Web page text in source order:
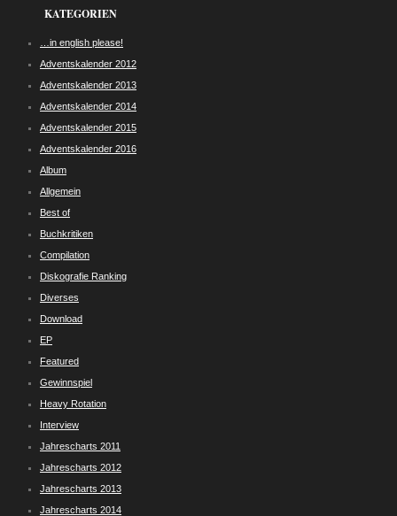
KATEGORIEN
…in english please!
Adventskalender 2012
Adventskalender 2013
Adventskalender 2014
Adventskalender 2015
Adventskalender 2016
Album
Allgemein
Best of
Buchkritiken
Compilation
Diskografie Ranking
Diverses
Download
EP
Featured
Gewinnspiel
Heavy Rotation
Interview
Jahrescharts 2011
Jahrescharts 2012
Jahrescharts 2013
Jahrescharts 2014